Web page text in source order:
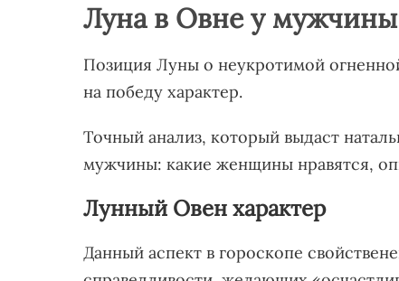
Луна в Овне у
Позиция Луны о неукротимой
на победу характер.
Точный анализ, который выдаст
мужчины: какие женщины нравятся,
Лунный Овен характер
Данный аспект в гороскопе